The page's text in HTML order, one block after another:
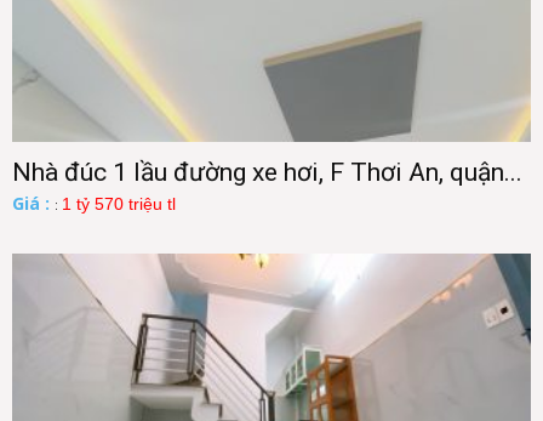
Nhà đúc 1 lầu đường xe hơi, F Thơi An, quận...
Giá : : 1 tỷ 570 triệu tl